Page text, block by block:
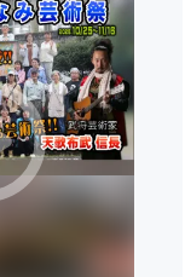
ロジー・ガジェット
映画
ス・起業
くり・地域活性化